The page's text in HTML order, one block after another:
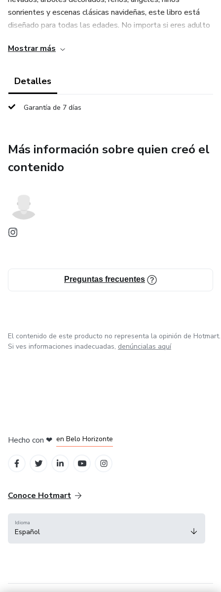
sonrientes y escenas clásicas navideñas, este libro está
diseñado para todas las edades. No importa si eres adulto
a tus manos.
Ideal para regalar o disfrutar en familia, este ebook es una
Navidad no solo se celebra, se siente y se vive con el
Mostrar más
Detalles
Garantía de 7 días
Más información sobre quien creó el
contenido
Preguntas frecuentes
El contenido de este producto no representa la opinión de Hotmart.
Si ves informaciones inadecuadas, denúncialas aquí
Hecho con ❤ en Belo Horizonte
Conoce Hotmart
Idioma
Español